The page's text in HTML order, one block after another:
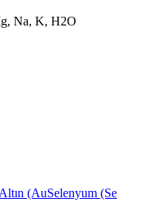
Na, K, H2O
Altın (AuSelenyum (Se